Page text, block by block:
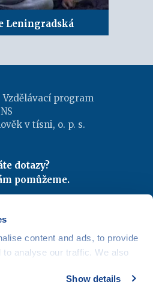
content and ads, to provide
analyse our traffic. We also
partners who may
Show details
Leningradská
program
v tísni, o. p. s.
dotazy?
pomůžeme.
newslettery
|Kariéra
|Cookies